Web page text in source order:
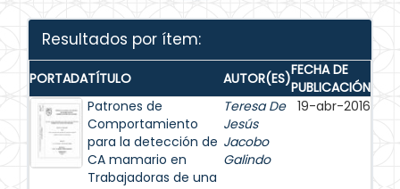
Resultados por ítem:
PORTADATÍTULO AUTOR(ES)FECHA DE
PUBLICACIÓN
Patrones de
Comportamiento
para la detección de
CA mamario en
Trabajadoras de una
Teresa De
Jesús
Jacobo
Galindo
19-abr-2016